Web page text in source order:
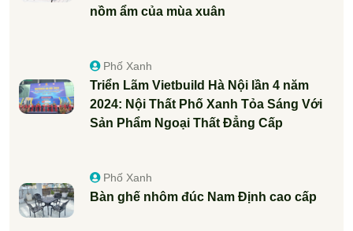
nồm ẩm của mùa xuân
Phố Xanh
Triển Lãm Vietbuild Hà Nội lần 4 năm
2024: Nội Thất Phố Xanh Tỏa Sáng Với
Sản Phẩm Ngoại Thất Đẳng Cấp
Phố Xanh
Bàn ghế nhôm đúc Nam Định cao cấp